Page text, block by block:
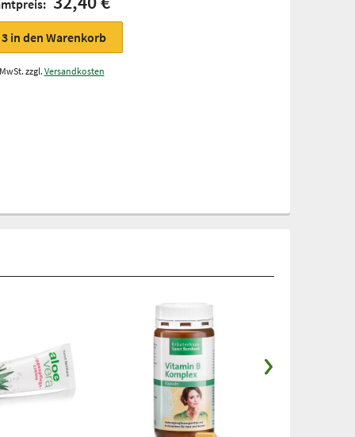
3 in den Warenkorb
zzgl. Versandkosten